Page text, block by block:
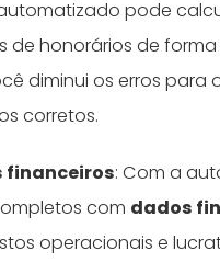
pode
de honorários de
diminui os erros para
corretos.
financeiros: Com a
com dados
operacionais e